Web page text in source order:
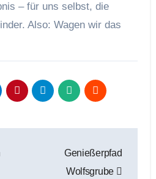
– für uns selbst, die
Also: Wagen wir das
Genießerpfad
Wolfsgrube